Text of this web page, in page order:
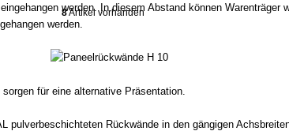
8Artikel vorhanden
werden. In diesem Abstand können Warenträger
werden.
sorgen für eine alternative Präsentation.
pulverbeschichteten Rückwände in den gängigen